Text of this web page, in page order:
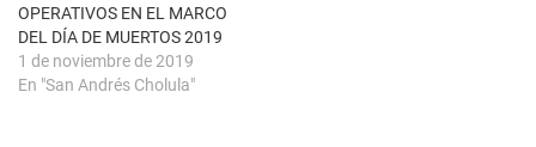
v
a
)
OPERATIVOS EN EL MARCO
DEL DÍA DE MUERTOS 2019
1 de noviembre de 2019
En "San Andrés Cholula"